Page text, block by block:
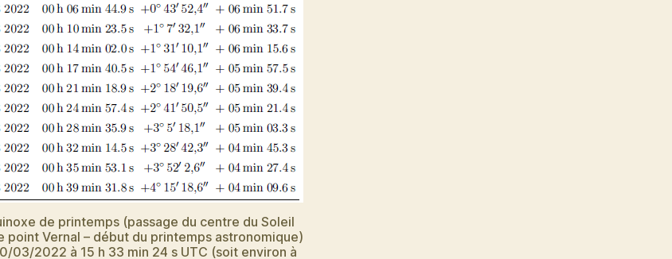
de printemps (passage du centre du Soleil
point Vernal – début du printemps astronomique)
03/2022 à 15 h 33 min 24 s UTC (soit environ à